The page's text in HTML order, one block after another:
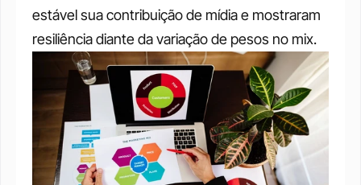
estável sua contribuição de mídia e mostraram
resiliência diante da variação de pesos no mix.